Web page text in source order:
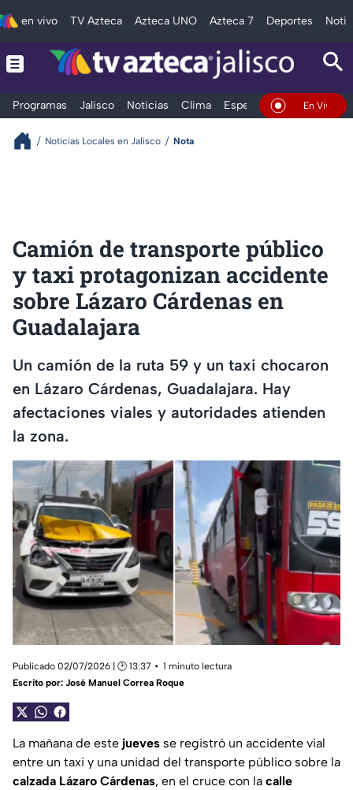
en vivo TV Azteca Azteca UNO Azteca 7 Deportes
Programas Jalisco Noticias Clima Espectáculos Deportes
En Vivo
Noticias Locales en Jalisco Nota
Camión de transporte público
y taxi protagonizan accidente
sobre Lázaro Cárdenas en
Guadalajara
Un camión de la ruta 59 y un taxi chocaron
en Lázaro Cárdenas, Guadalajara. Hay
afectaciones viales y autoridades atienden
la zona.
Publicado 02/07/2026 | 🕑 13:37
1 minuto lectura
Escrito por: José Manuel Correa Roque
La mañana de este jueves se registró un accidente vial
entre un taxi y una unidad del transporte público sobre la
calzada Lázaro Cárdenas, en el cruce con la calle